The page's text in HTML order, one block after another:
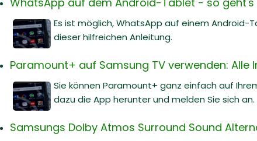
Es ist möglich, WhatsApp auf einem Android-
dieser hilfreichen Anleitung.
Paramount+ auf Samsung TV verwenden: Alle
Sie können Paramount+ ganz einfach auf
dazu die App herunter und melden Sie sich an.
Samsungs Dolby Atmos Surround Sound